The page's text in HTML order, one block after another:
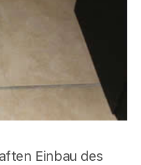
Einbau des